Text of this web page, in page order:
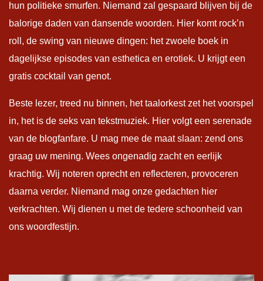
hun politieke smurfen. Niemand zal gespaard blijven bij de
balorige daden van dansende woorden. Hier komt rock’n
roll, de swing van nieuwe dingen: het zwoele boek in
dagelijkse episodes van esthetica en erotiek. U krijgt een
gratis cocktail van genot.
Beste lezer, treed nu binnen, het taalorkest zet het voorspel
in, het is de seks van tekstmuziek. Hier volgt een serenade
van de blogfanfare. U mag mee de maat slaan: zend ons
graag uw mening. Wees ongenadig zacht en eerlijk
krachtig. Wij noteren oprecht en reflecteren, provoceren
daarna verder. Niemand mag onze gedachten hier
verkrachten. Wij dienen u met de tedere schoonheid van
ons woordfestijn.